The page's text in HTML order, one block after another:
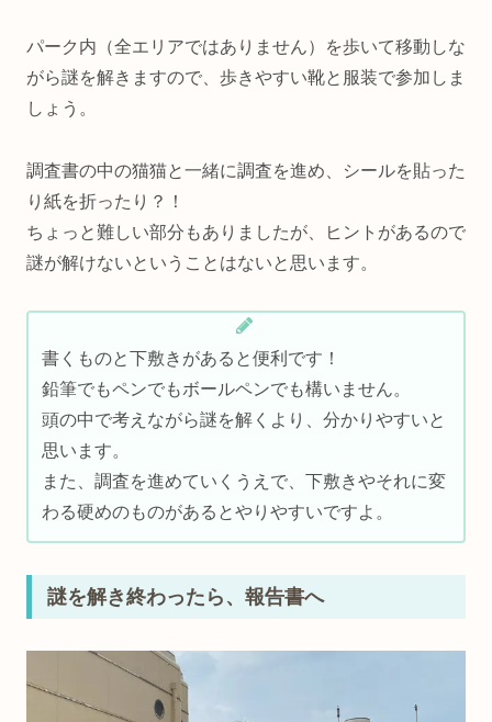
パーク内（全エリアではありません）を歩いて移動しな
がら謎を解きますので、歩きやすい靴と服装で参加しま
しょう。
調査書の中の猫猫と一緒に調査を進め、シールを貼った
り紙を折ったり？！
ちょっと難しい部分もありましたが、ヒントがあるので
謎が解けないということはないと思います。
書くものと下敷きがあると便利です！
鉛筆でもペンでもボールペンでも構いません。
頭の中で考えながら謎を解くより、分かりやすいと
思います。
また、調査を進めていくうえで、下敷きやそれに変
わる硬めのものがあるとやりやすいですよ。
謎を解き終わったら、報告書へ